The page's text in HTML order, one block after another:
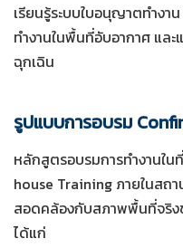
เรียนรู้ระบบใบอนุญาตทำง
ทำงานในพื้นที่อับอากาศ และ
ฉุกเฉิน
รูปแบบการอบรม
หลักสูตรอบรมการทำงานใ
house Training ภายในสถา
สอดคล้องกับสภาพพื้นที่จริง
ได้แก่